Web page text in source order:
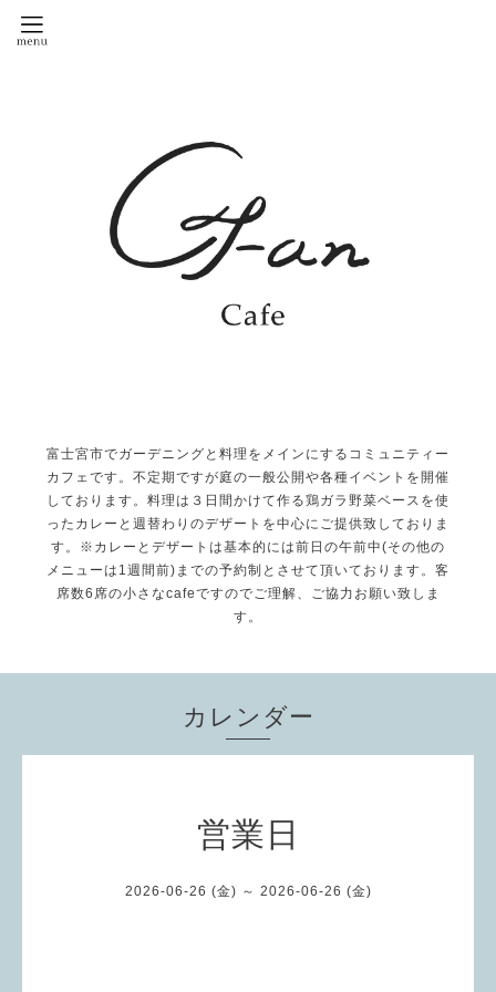
富士宮市でガーデニングと料理をメインにするコミュニティー
カフェです。不定期ですが庭の一般公開や各種イベントを開催
しております。料理は３日間かけて作る鶏ガラ野菜ベースを使
ったカレーと週替わりのデザートを中心にご提供致しておりま
す。※カレーとデザートは基本的には前日の午前中(その他の
メニューは1週間前)までの予約制とさせて頂いております。客
席数6席の小さなcafeですのでご理解、ご協力お願い致しま
す。
カレンダー
営業日
2026-06-26 (金) ～ 2026-06-26 (金)